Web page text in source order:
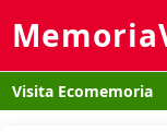
Visita Ecomemoria